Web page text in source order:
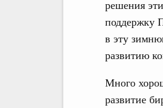
решения
поддержку
в эту
развитию
Много
развитие